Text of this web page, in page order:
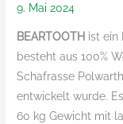
9. Mai 2024
BEARTOOTH ist ein
besteht aus 100%
Schafrasse
entwickelt wurde.
60 kg Gewicht mit